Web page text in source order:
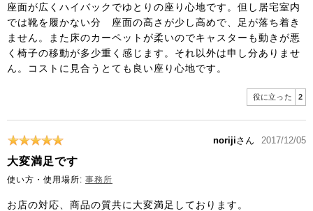
座面が広くハイバックでゆとりの座り心地です。但し居宅室内
では靴を履かない分 座面の高さが少し高めで、足が落ち着き
ません。また床のカーペットが柔いのでキャスターも動きが悪
く椅子の移動が多少重く感じます。それ以外は申し分ありませ
ん。コストに見合うとても良い座り心地です。
役に立った 2
norijiさん 2017/12/05
大変満足です
使い方・使用場所: 事務所
お店の対応、商品の質共に大変満足しております。